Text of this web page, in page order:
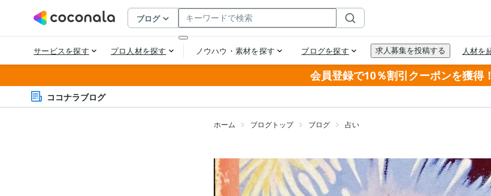
会員登録で10％割引クーポンを獲得！
ココナラブログ
ホーム ブログトップ ブログ 占い